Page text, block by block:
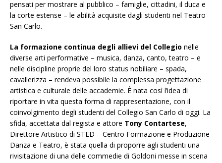
pensati per mostrare al pubblico – famiglie, cittadini, il duca e
la corte estense – le abilità acquisite dagli studenti nel Teatro
San Carlo.
La formazione continua degli allievi del Collegio nelle
diverse arti performative – musica, danza, canto, teatro – e
nelle discipline proprie del loro status nobiliare – spada,
cavallerizza – rendeva possibile la complessa progettazione
artistica e culturale delle accademie. È nata così l’idea di
riportare in vita questa forma di rappresentazione, con il
coinvolgimento degli studenti del Collegio San Carlo di oggi. La
sfida, accettata dal regista e attore Tony Contartese,
Direttore Artistico di STED – Centro Formazione e Produzione
Danza e Teatro, è stata quella di proporre agli studenti una
rivisitazione di una delle commedie di Goldoni messe in scena